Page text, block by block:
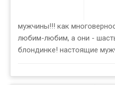
мужчины!!! как
любим-любим, а они -
блондинке! настоящие